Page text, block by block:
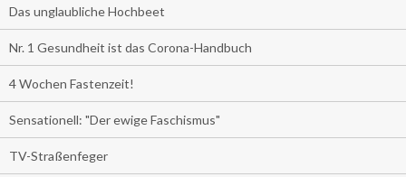
Das unglaubliche Hochbeet
Nr. 1 Gesundheit ist das Corona-Handbuch
4 Wochen Fastenzeit!
Sensationell: "Der ewige Faschismus"
TV-Straßenfeger